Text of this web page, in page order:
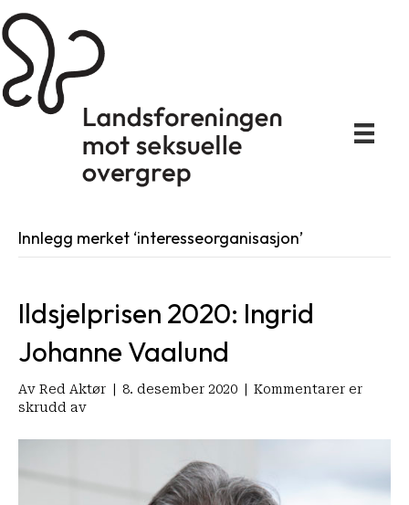
Innlegg merket ‘interesseorganisasjon’
Ildsjelprisen 2020: Ingrid
Johanne Vaalund
Av Red Aktør 8. desember 2020
Kommentarer er
skrudd avfor
2020: